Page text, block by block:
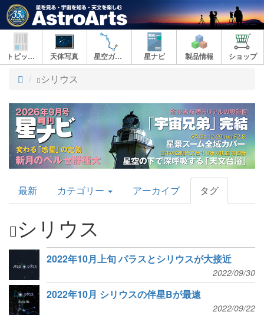
トピックス 天体写真 星空ガイド 星ナビ 製品情報 ショップ
ト
プ
シリウス
AstroArts
Topics
最新 カテゴリー アーカイブ タグ
シリウス
2022年10月上旬 パラスとシリウスが大接近
2022/09/30
2022年10月 シリウスの伴星Bが最遠
2022/09/22